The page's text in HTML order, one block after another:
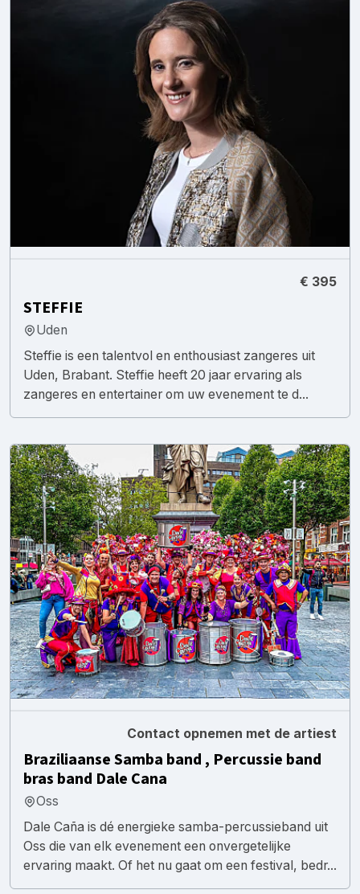
€ 395
STEFFIE
Uden
Steffie is een talentvol en enthousiast zangeres uit
Uden, Brabant. Steffie heeft 20 jaar ervaring als
zangeres en entertainer om uw evenement te d...
Contact opnemen met de artiest
Braziliaanse Samba band , Percussie band
bras band Dale Cana
Oss
Dale Caña is dé energieke samba-percussieband uit
Oss die van elk evenement een onvergetelijke
ervaring maakt. Of het nu gaat om een festival, bedr...